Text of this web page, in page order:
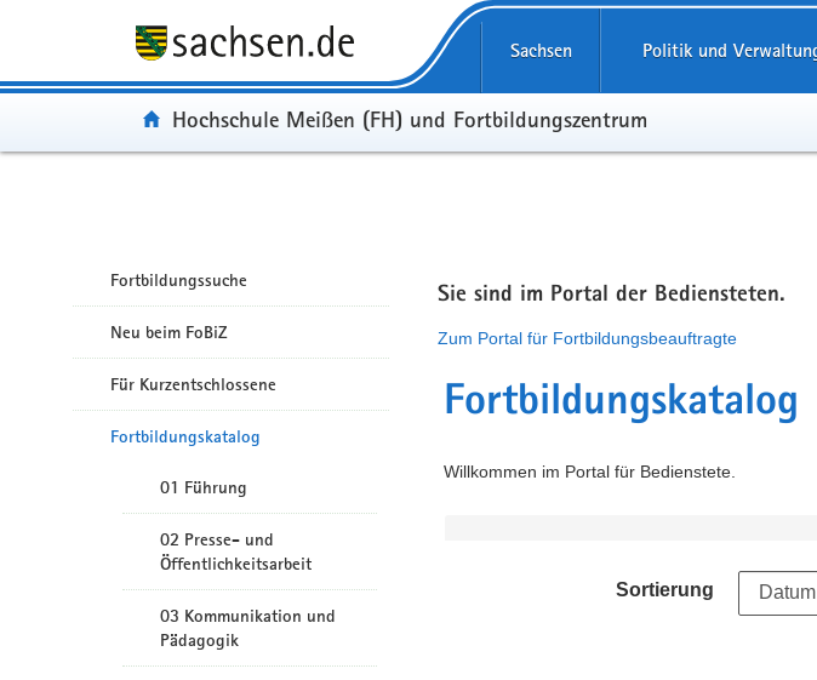
Sachsen Politik und
Portal:
Hochschule Meißen (FH) und Fortbildungszentrum
Fortbildungssuche
Neu beim FoBiZ
Für Kurzentschlossene
Fortbildungskatalog
01 Führung
02 Presse- und
Öffentlichkeitsarbeit
03 Kommunikation und
Pädagogik
Sie sind im Portal der Bediensteten.
Zum Portal für Fortbildungsbeauftragte
Fortbildungskatalog
Willkommen im Portal für Bedienstete.
Sortierung